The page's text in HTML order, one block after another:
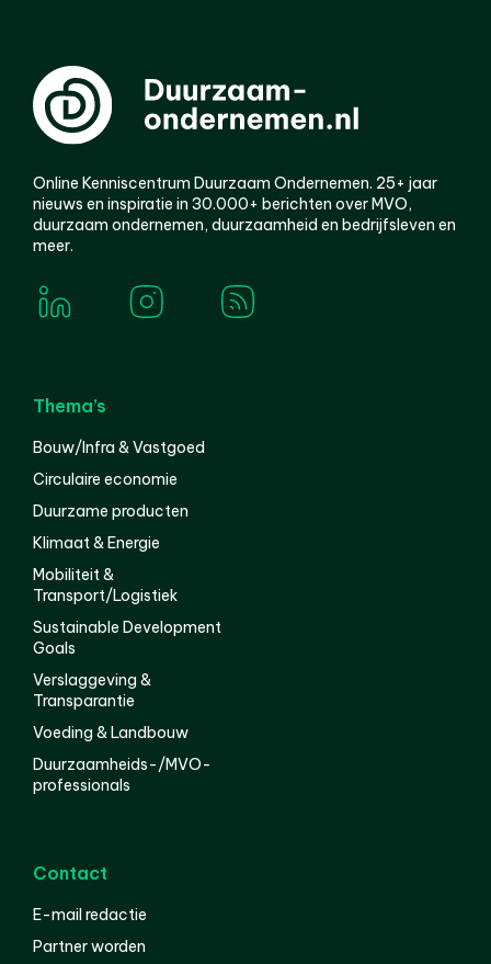
Online Kenniscentrum Duurzaam Ondernemen. 25+ jaar
nieuws en inspiratie in 30.000+ berichten over MVO,
duurzaam ondernemen, duurzaamheid en bedrijfsleven en
meer.
Thema’s
Bouw/Infra & Vastgoed
Circulaire economie
Duurzame producten
Klimaat & Energie
Mobiliteit &
Transport/Logistiek
Sustainable Development
Goals
Verslaggeving &
Transparantie
Voeding & Landbouw
Duurzaamheids-/MVO-
professionals
Contact
E-mail redactie
Partner worden